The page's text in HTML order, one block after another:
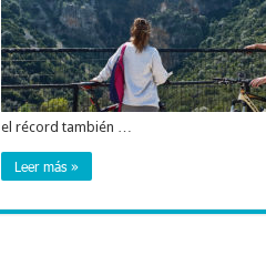
el récord también …
Leer más »